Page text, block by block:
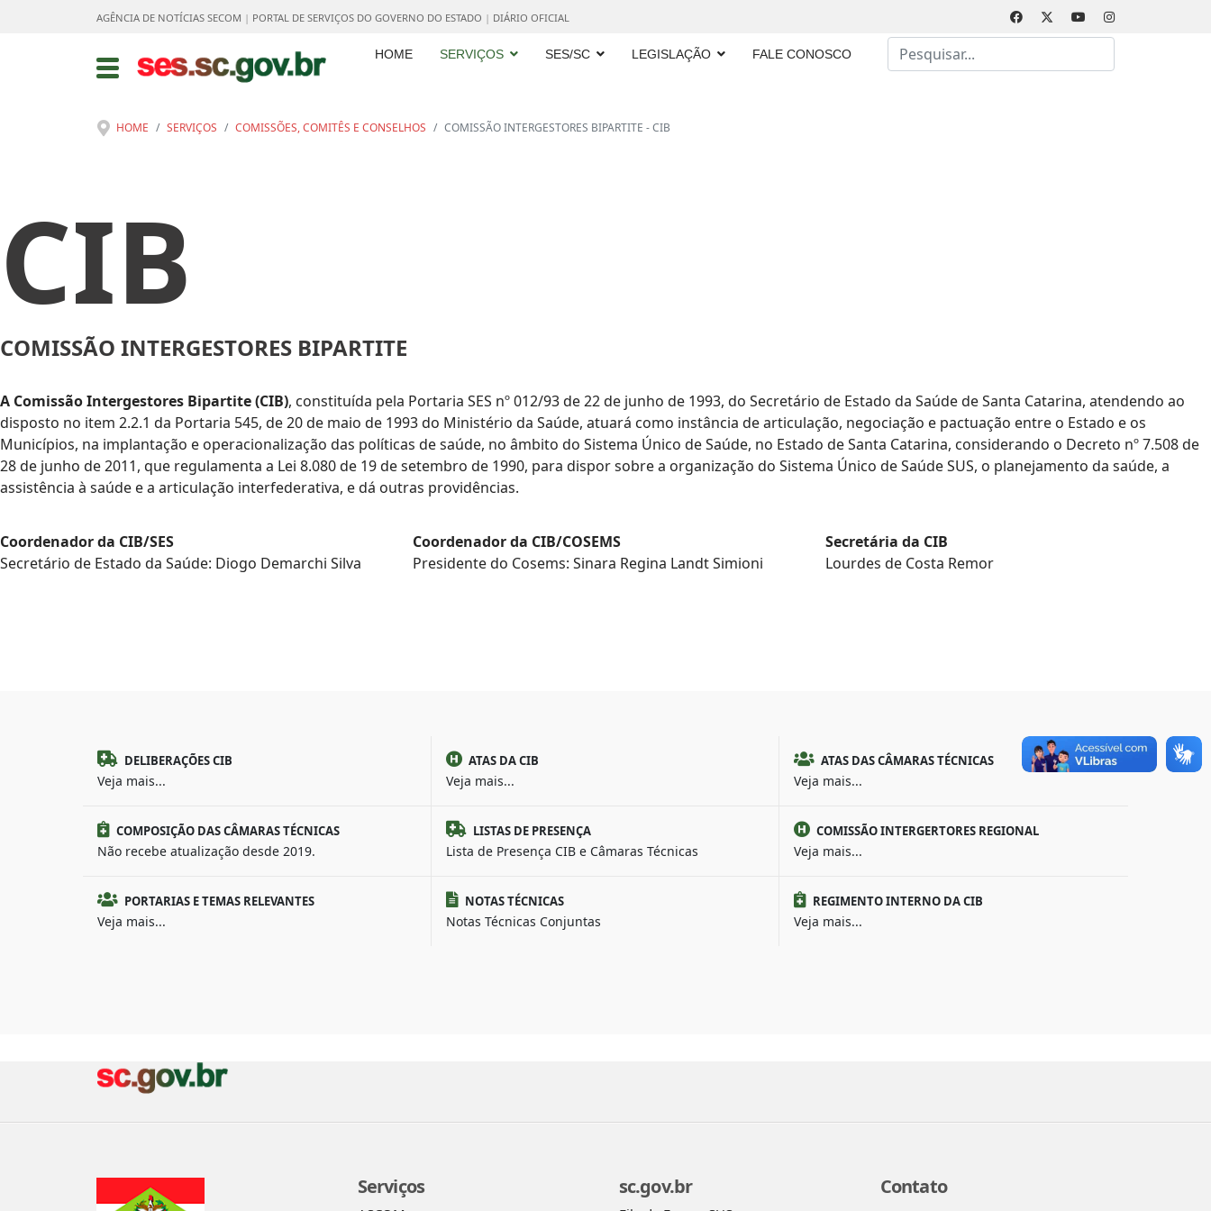
AGÊNCIA DE NOTÍCIAS SECOM | PORTAL DE SERVIÇOS DO GOVERNO DO ESTADO | DIÁRIO OFICIAL
HOME SERVIÇOS SES/SC LEGISLAÇÃO FALE CONOSCO
Busca
HOME SERVIÇOS COMISSÕES, COMITÊS E CONSELHOS COMISSÃO INTERGESTORES BIPARTITE - CIB
CIB
COMISSÃO INTERGESTORES BIPARTITE
A Comissão Intergestores Bipartite (CIB), constituída pela Portaria SES nº 012/93 de 22 de junho de 1993, do Secretário de Estado da Saúde de Santa Catarina, atendendo ao
disposto no item 2.2.1 da Portaria 545, de 20 de maio de 1993 do Ministério da Saúde, atuará como instância de articulação, negociação e pactuação entre o Estado e os
Municípios, na implantação e operacionalização das políticas de saúde, no âmbito do Sistema Único de Saúde, no Estado de Santa Catarina, considerando o Decreto nº 7.508 de
28 de junho de 2011, que regulamenta a Lei 8.080 de 19 de setembro de 1990, para dispor sobre a organização do Sistema Único de Saúde SUS, o planejamento da saúde, a
assistência à saúde e a articulação interfederativa, e dá outras providências.
Coordenador da CIB/SES
Secretário de Estado da Saúde: Diogo Demarchi Silva
Coordenador da CIB/COSEMS
Presidente do Cosems: Sinara Regina Landt Simioni
Secretária da CIB
Lourdes de Costa Remor
DELIBERAÇÕES CIB
Veja mais...
ATAS DA CIB
Veja mais...
ATAS DAS CÂMARAS TÉCNICAS
Veja mais...
COMPOSIÇÃO DAS CÂMARAS TÉCNICAS
Não recebe atualização desde 2019.
LISTAS DE PRESENÇA
Lista de Presença CIB e Câmaras Técnicas
COMISSÃO INTERGERTORES REGIONAL
Veja mais...
PORTARIAS E TEMAS RELEVANTES
Veja mais...
NOTAS TÉCNICAS
Notas Técnicas Conjuntas
REGIMENTO INTERNO DA CIB
Veja mais...
Serviços sc.gov.br Contato